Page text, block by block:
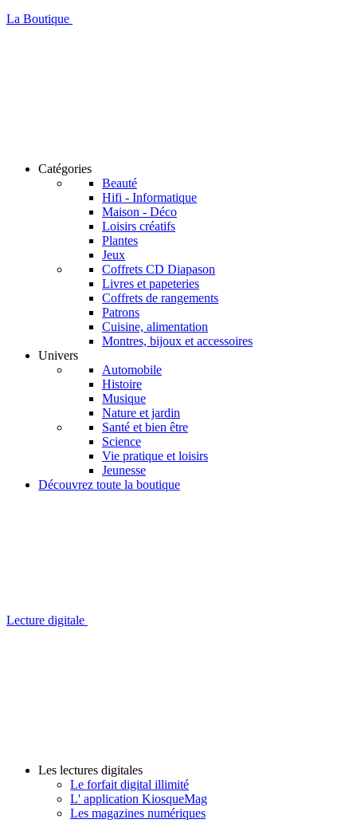
La Boutique
Catégories
Beauté
Hifi - Informatique
Maison - Déco
Loisirs créatifs
Plantes
Jeux
Coffrets CD Diapason
Livres et papeteries
Coffrets de rangements
Patrons
Cuisine, alimentation
Montres, bijoux et accessoires
Univers
Automobile
Histoire
Musique
Nature et jardin
Santé et bien être
Science
Vie pratique et loisirs
Jeunesse
Découvrez toute la boutique
Lecture digitale
Les lectures digitales
Le forfait digital illimité
L' application KiosqueMag
Les magazines numériques